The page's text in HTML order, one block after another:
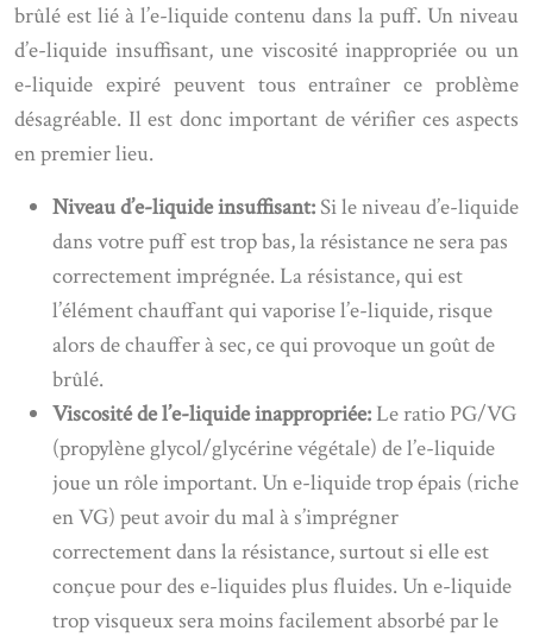
brûlé est lié à l’e-liquide contenu dans la puff. Un niveau
d’e-liquide insuffisant, une viscosité inappropriée ou un
e-liquide expiré peuvent tous entraîner ce problème
désagréable. Il est donc important de vérifier ces aspects
en premier lieu.
Niveau d’e-liquide insuffisant: Si le niveau d’e-liquide
dans votre puff est trop bas, la résistance ne sera pas
correctement imprégnée. La résistance, qui est
l’élément chauffant qui vaporise l’e-liquide, risque
alors de chauffer à sec, ce qui provoque un goût de
brûlé.
Viscosité de l’e-liquide inappropriée: Le ratio PG/VG
(propylène glycol/glycérine végétale) de l’e-liquide
joue un rôle important. Un e-liquide trop épais (riche
en VG) peut avoir du mal à s’imprégner
correctement dans la résistance, surtout si elle est
conçue pour des e-liquides plus fluides. Un e-liquide
trop visqueux sera moins facilement absorbé par le